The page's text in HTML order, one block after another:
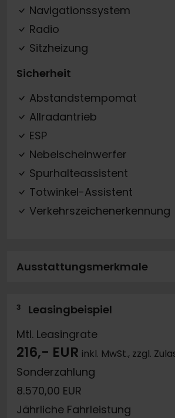
Navigationssystem
Radio
Sitzheizung
Sicherheit
Abstandstempomat
Allradantrieb
ESP
Nebelscheinwerfer
Spurhalteassistent
Totwinkel-Assistent
Verkehrszeichenerkennung
Ausstattungsmerkmale
3
Leasingbeispiel
Mtl. Leasingrate
216,- EUR inkl. MwSt., zzgl.
Sonderzahlung
8.570,00 EUR
Jährliche Fahrleistung